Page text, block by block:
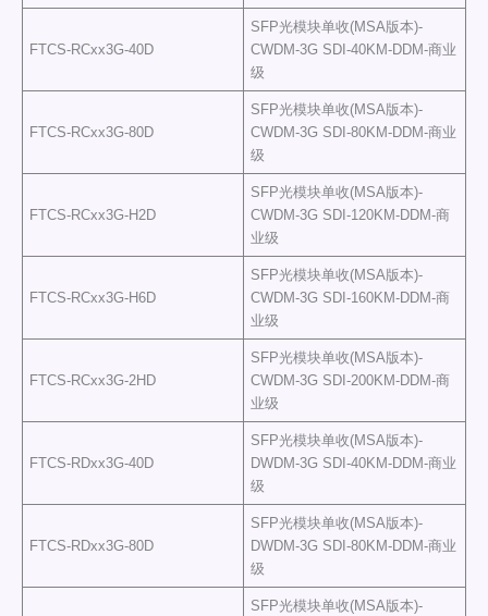
FTCS-RCxx3G-40D
SFP光模块单收(MSA版本)-
CWDM-3G SDI-40KM-DDM-商业
级
FTCS-RCxx3G-80D
SFP光模块单收(MSA版本)-
CWDM-3G SDI-80KM-DDM-商业
级
FTCS-RCxx3G-H2D
SFP光模块单收(MSA版本)-
CWDM-3G SDI-120KM-DDM-商
业级
FTCS-RCxx3G-H6D
SFP光模块单收(MSA版本)-
CWDM-3G SDI-160KM-DDM-商
业级
FTCS-RCxx3G-2HD
SFP光模块单收(MSA版本)-
CWDM-3G SDI-200KM-DDM-商
业级
FTCS-RDxx3G-40D
SFP光模块单收(MSA版本)-
DWDM-3G SDI-40KM-DDM-商业
级
FTCS-RDxx3G-80D
SFP光模块单收(MSA版本)-
DWDM-3G SDI-80KM-DDM-商业
级
SFP光模块单收(MSA版本)-